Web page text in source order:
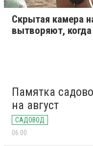
Скрытая камера
вытворяют,
Памятка
на август
САДОВОД
06:00